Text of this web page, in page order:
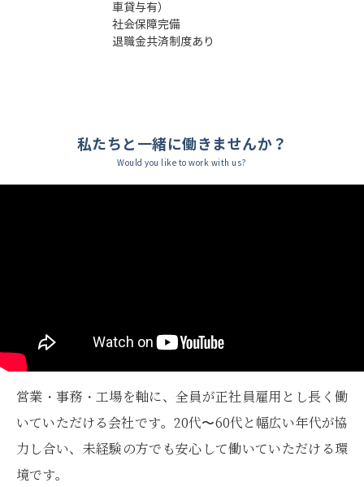
車貸与有）
社会保障完備
退職金共済制度あり
私たちと一緒に働きませんか？
Would you like to work with us?
営業・事務・工場を軸に、全員が正社員雇用とし長く働
いていただける会社です。20代〜60代と幅広い年代が協
力し合い、未経験の方でも安心して働いていただける環
境です。